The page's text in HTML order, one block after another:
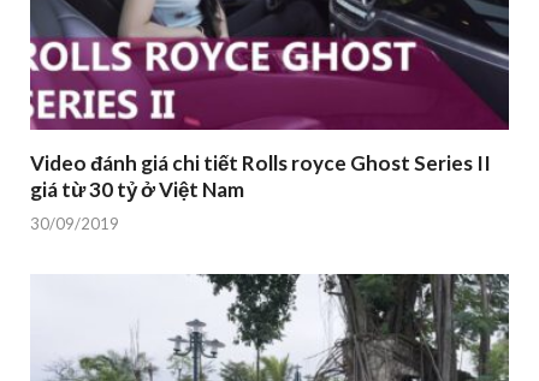
Video đánh giá chi tiết Rolls royce Ghost Series II
giá từ 30 tỷ ở Việt Nam
30/09/2019